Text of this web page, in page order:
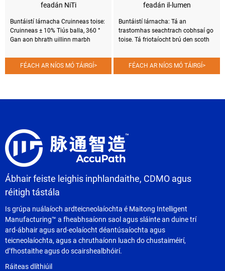
feadán NiTi
Buntáistí lárnacha Cruinneas toise:
Cruinneas ± 10% Tiús balla, 360 °
Gan aon bhrath uillinn marbh
seachtracha: Ra ≤ 0.1 μm, meilt,
picilte, ocsaídiú, etc. réimsí
feidhmchláir feidhmíochta a
FÉACH AR NÍOS MÓ TÁIRGÍ >
feadán il-lumen
Buntáistí lárnacha: Tá an
trastomhas seachtrach cobhsaí go
toise. Tá friotaíocht brú den scoth
Cruinneas trastomhas seachtrach
den scoth Réimsí iarratais ●
Catheter balún imeallach...
FÉACH AR NÍOS MÓ TÁIRGÍ >
Ábhair feiste leighis inphlandaithe, CDMO agus
réitigh tástála
Is grúpa nuálaíoch ardteicneolaíochta é Maitong Intelligent
Manufacturing™ a fheabhsaíonn saol agus sláinte an duine trí
ard-ábhair agus ard-eolaíocht déantúsaíochta agus
teicneolaíochta, agus a chruthaíonn luach do chustaiméirí,
d’fhostaithe agus do scairshealbhóirí.
Ráiteas dlíthiúil